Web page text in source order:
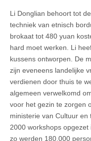
Li Donglian behoort tot
techniek van etnisch
brokaat tot 480 yuan
hard moet werken. Li
kussens ontworpen. De
zijn eveneens landelijke
verdienen door thuis te
algemeen verwelkomd
voor het gezin te zorgen
ministerie van Cultuur
2000 workshops
zo werden 180.000